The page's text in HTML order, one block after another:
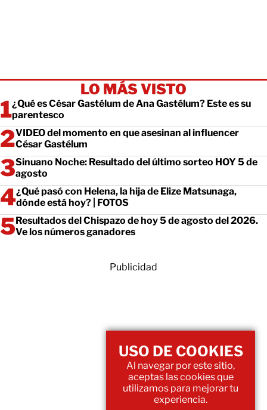
LO MÁS VISTO
¿Qué es César Gastélum de Ana Gastélum? Este es su
parentesco
VIDEO del momento en que asesinan al influencer
César Gastélum
Sinuano Noche: Resultado del último sorteo HOY 5 de
agosto
¿Qué pasó con Helena, la hija de Elize Matsunaga,
dónde está hoy? | FOTOS
Resultados del Chispazo de hoy 5 de agosto del 2026.
Ve los números ganadores
Publicidad
USO DE COOKIES
Al navegar por este sitio,
aceptas las cookies que
utilizamos para mejorar tu
experiencia.